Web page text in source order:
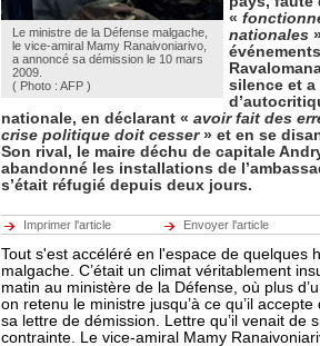
Le ministre de la Défense malgache,
le vice-amiral Mamy Ranaivoniarivo,
a annoncé sa démission le 10 mars
2009.
( Photo : AFP )
«
nationales
silence et
nationale, en déclarant « avoir fait des
crise politique doit cesser» et en se
Son rival, le maire déchu de capitale
abandonné les installations de
s’était réfugié depuis deux jours.
Imprimer l'article Envoyer l'article
Tout s'est accéléré en l'espace de quelques
malgache. C’était un climat véritablement
matin au ministère de la Défense, où plus
on retenu le ministre jusqu’à ce qu’il
sa lettre de démission. Lettre qu’il venait de
contrainte. Le vice-amiral Mamy